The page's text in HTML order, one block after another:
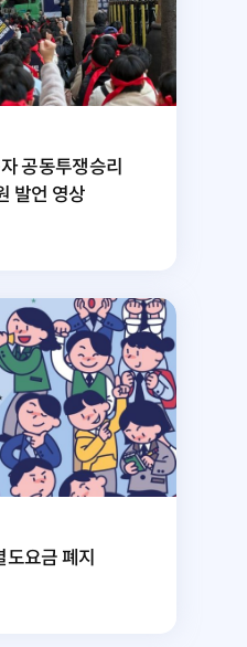
공동투쟁승리
발언 영상
요금 폐지